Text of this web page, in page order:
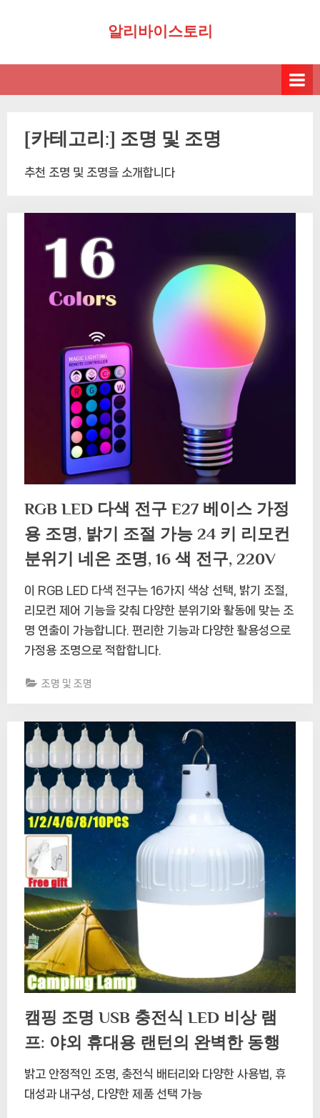
알리바이스토리
[카테고리:] 조명 및 조명
추천 조명 및 조명을 소개합니다
RGB LED 다색 전구 E27 베이스 가정
용 조명, 밝기 조절 가능 24 키 리모컨
분위기 네온 조명, 16 색 전구, 220V
이 RGB LED 다색 전구는 16가지 색상 선택, 밝기 조절,
리모컨 제어 기능을 갖춰 다양한 분위기와 활동에 맞는 조
명 연출이 가능합니다. 편리한 기능과 다양한 활용성으로
가정용 조명으로 적합합니다.
조명 및 조명
캠핑 조명 USB 충전식 LED 비상 램
프: 야외 휴대용 랜턴의 완벽한 동행
밝고 안정적인 조명, 충전식 배터리와 다양한 사용법, 휴
대성과 내구성, 다양한 제품 선택 가능